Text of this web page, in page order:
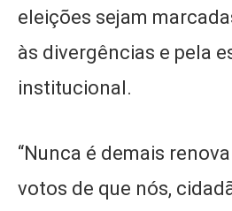
eleições sejam
às divergências e pela
institucional.
“Nunca é demais
votos de que nós,